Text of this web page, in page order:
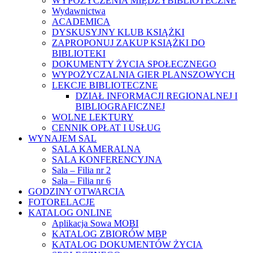
Wydawnictwa
ACADEMICA
DYSKUSYJNY KLUB KSIĄŻKI
ZAPROPONUJ ZAKUP KSIĄŻKI DO
BIBLIOTEKI
DOKUMENTY ŻYCIA SPOŁECZNEGO
WYPOŻYCZALNIA GIER PLANSZOWYCH
LEKCJE BIBLIOTECZNE
DZIAŁ INFORMACJI REGIONALNEJ I
BIBLIOGRAFICZNEJ
WOLNE LEKTURY
CENNIK OPŁAT I USŁUG
WYNAJEM SAL
SALA KAMERALNA
SALA KONFERENCYJNA
Sala – Filia nr 2
Sala – Filia nr 6
GODZINY OTWARCIA
FOTORELACJE
KATALOG ONLINE
Aplikacja Sowa MOBI
KATALOG ZBIORÓW MBP
KATALOG DOKUMENTÓW ŻYCIA